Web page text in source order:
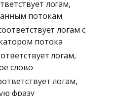
логам,
потокам
логам с
потока
логам,
слово
логам,
фразу